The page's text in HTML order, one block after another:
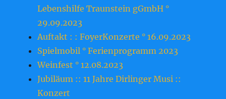
Lebenshilfe Traunstein gGmbH °
29.09.2023
Auftakt : : FoyerKonzerte ° 16.09.2023
Spielmobil ° Ferienprogramm 2023
Weinfest ° 12.08.2023
Jubiläum :: 11 Jahre Dirlinger Musi ::
Konzert